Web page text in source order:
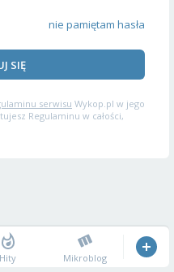
nie pamiętam hasła
SIĘ
serwisu Wykop.pl w jego
Regulaminu w całości,
Hity Mikroblog